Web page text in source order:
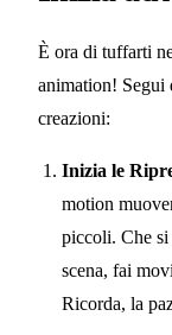
È ora di tuffarti
animation! Segui
creazioni:
Inizia le
motion
piccoli. Che si
scena, fai
Ricorda, la